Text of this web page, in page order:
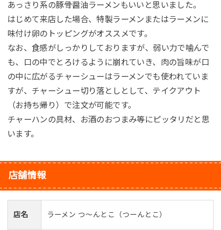
あっさり系の豚骨醤油ラーメンもいいと思いました。
はじめて来店した場合、特製ラーメンまたはラーメンに
味付け卵のトッピングがオススメです。
なお、食感がしっかりしておりますが、弱い力で噛んで
も、口の中でとろけるように崩れていき、肉の旨味が口
の中に広がるチャーシューはラーメンでも使われていま
すが、チャーシュー切り落としとして、テイクアウト
（お持ち帰り）で注文が可能です。
チャーハンの具材、お酒のおつまみ等にピッタリだと思
います。
店舗情報
店名 ラーメン つ～んとこ（つーんとこ）